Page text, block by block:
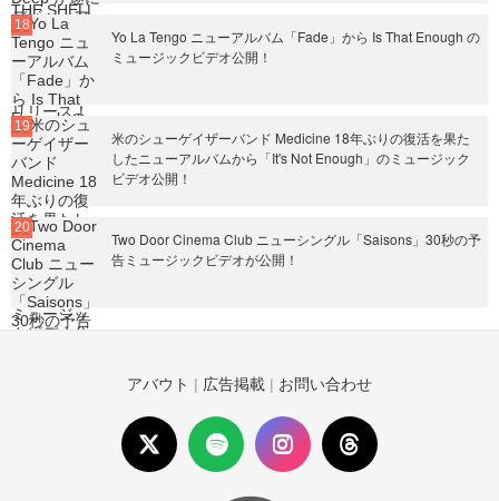
Yo La Tengo ニューアルバム「Fade」から Is That Enough の
ミュージックビデオ公開！
米のシューゲイザーバンド Medicine 18年ぶりの復活を果た
したニューアルバムから「It's Not Enough」のミュージック
ビデオ公開！
Two Door Cinema Club ニューシングル「Saisons」30秒の予
告ミュージックビデオが公開！
アバウト | 広告掲載 | お問い合わせ